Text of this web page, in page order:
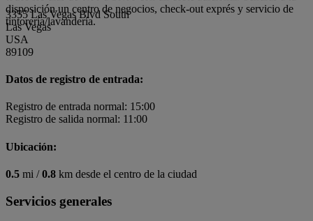
disposición un centro de negocios, check-out exprés y servicio de
tintorería/lavandería.
3355 Las Vegas Blvd South
Las Vegas
USA
89109
Datos de registro de entrada:
Registro de entrada normal: 15:00
Registro de salida normal: 11:00
Ubicación:
0.5 mi /0.8 km desde el centro de la ciudad
Servicios generales